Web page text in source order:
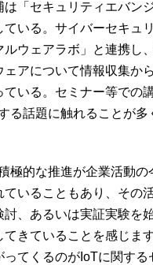
は「セキュリティエバン
ている。サイバーセキュ
ルウェアラボ」と連携し
ェアについて情報収集か
ている。セミナー等での
る話題に触れることが多
極的な推進が企業活動
ていることもあり、その
討、あるいは実証実験を
てきていることを感じま
ってくるのがIoTに関する